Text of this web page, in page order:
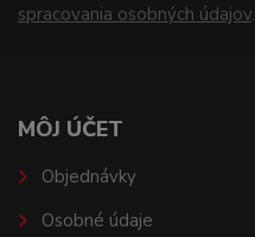
spracovania osobných údajov.
MÔJ ÚČET
Objednávky
Osobné údaje